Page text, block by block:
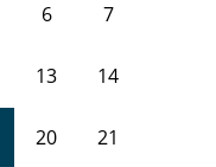
6 7
13 14
20 21